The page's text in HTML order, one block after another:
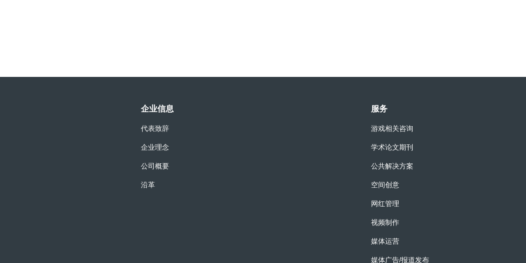
企业信息
代表致辞
企业理念
公司概要
沿革
服务
游戏相关咨询
学术论文期刊
公共解决方案
空间创意
网红管理
视频制作
媒体运营
媒体广告/报道发布